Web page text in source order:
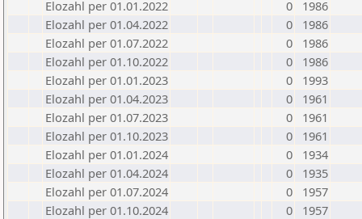
Elozahl per 01.01.2022
0
1986
Elozahl per 01.04.2022
0
1986
Elozahl per 01.07.2022
0
1986
Elozahl per 01.10.2022
0
1986
Elozahl per 01.01.2023
0
1993
Elozahl per 01.04.2023
0
1961
Elozahl per 01.07.2023
0
1961
Elozahl per 01.10.2023
0
1961
Elozahl per 01.01.2024
0
1934
Elozahl per 01.04.2024
0
1935
Elozahl per 01.07.2024
0
1957
Elozahl per 01.10.2024
0
1957